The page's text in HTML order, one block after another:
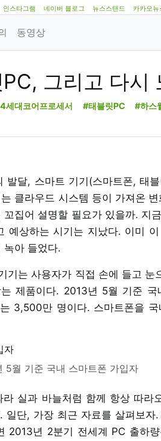
인스타그램 네이버 블로그 뉴스스탠드 카카오뉴
동영상
그리고 다시
세대코어프로세서 #태블릿PC #하스
발달, 스마트 기기(스마트폰, 태
클라우드 시스템 등이 가져온
집어 설명할 필요가 있을까. 지
예상하는 시기는 지났다. 이미
녹아 들었다.
기는 사용자가 직접 손에 들고 눈
제품이다. 2013년 5월 기준 국
3,500만 명이다. 스마트폰을
5월 기준 국내 스마트폰 가입자
실과 바늘처럼 함께 항상 따라
일단, 가장 최근 자료를 살펴보자
2013년 2분기 전세계 PC 출하